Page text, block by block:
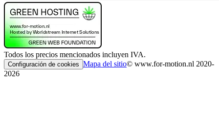
Todos los precios mencionados incluyen IVA.
Configuración de cookies Mapa del sitio© www.for-motion.nl 2020-
2026